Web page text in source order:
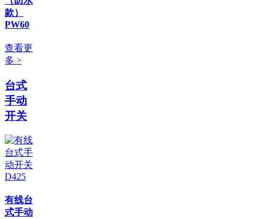
款）
PW60
查看更
多 >
台式
手动
开关
有线台
式手动